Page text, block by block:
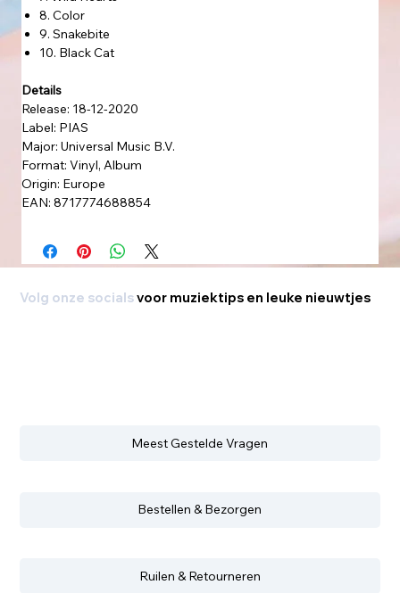
8. Color
9. Snakebite
10. Black Cat
Details
Release: 18-12-2020
Label: PIAS
Major: Universal Music B.V.
Format: Vinyl, Album
Origin: Europe
EAN: 8717774688854
Volg onze socialsvoor muziektips en leuke nieuwtjes
Meest Gestelde Vragen
Bestellen & Bezorgen
Ruilen & Retourneren